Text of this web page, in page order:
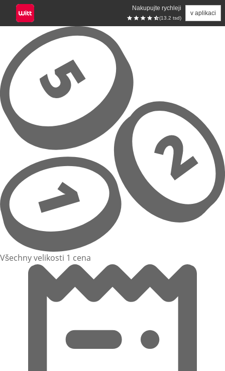
Nakupujte rychleji
(13.2 tsd)
v aplikaci
Přeskočit na hlavní obsah
Všechny velikosti 1 cena